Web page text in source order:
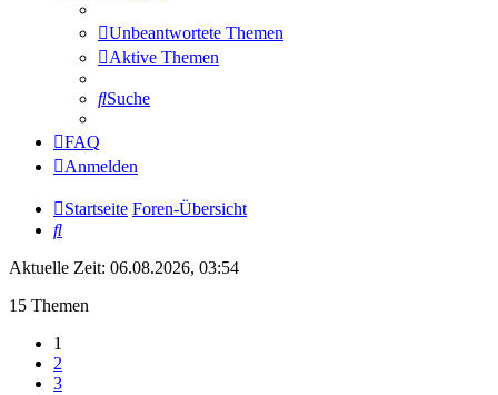
Unbeantwortete Themen
Aktive Themen
Suche
FAQ
Anmelden
Startseite Foren-Übersicht
Suche
Aktuelle Zeit: 06.08.2026, 03:54
15 Themen
1
2
3